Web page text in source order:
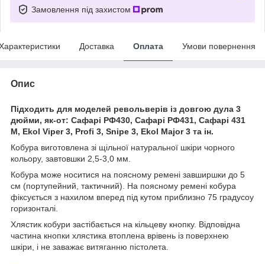
Замовлення під захистом
Доставка Оплата Умови повернення
Опис
Підходить для моделей револьверів із довгою дула 3
дюйми, як-от: Сафарі РФ430, Сафарі РФ431, Сафарі 431
М, Ekol Viper 3, Profi 3, Snipe 3, Ekol Major 3 та ін.
Кобура виготовлена зі щільної натуральної шкіри чорного
кольору, завтовшки 2,5-3,0 мм
Кобура може носитися на поясному ремені завширшки до 5
см (портупейний, тактичний) . На поясному ремені кобура
фіксується з нахилом вперед під кутом приблизно 75 градусоу
горизонталі.
Хлястик кобури застібається на кільцеву кнопку. Відповідна
частина кнопки хлястика втоплена врівень із поверхнею
шкіри, і не заважає витяганню пістолета.